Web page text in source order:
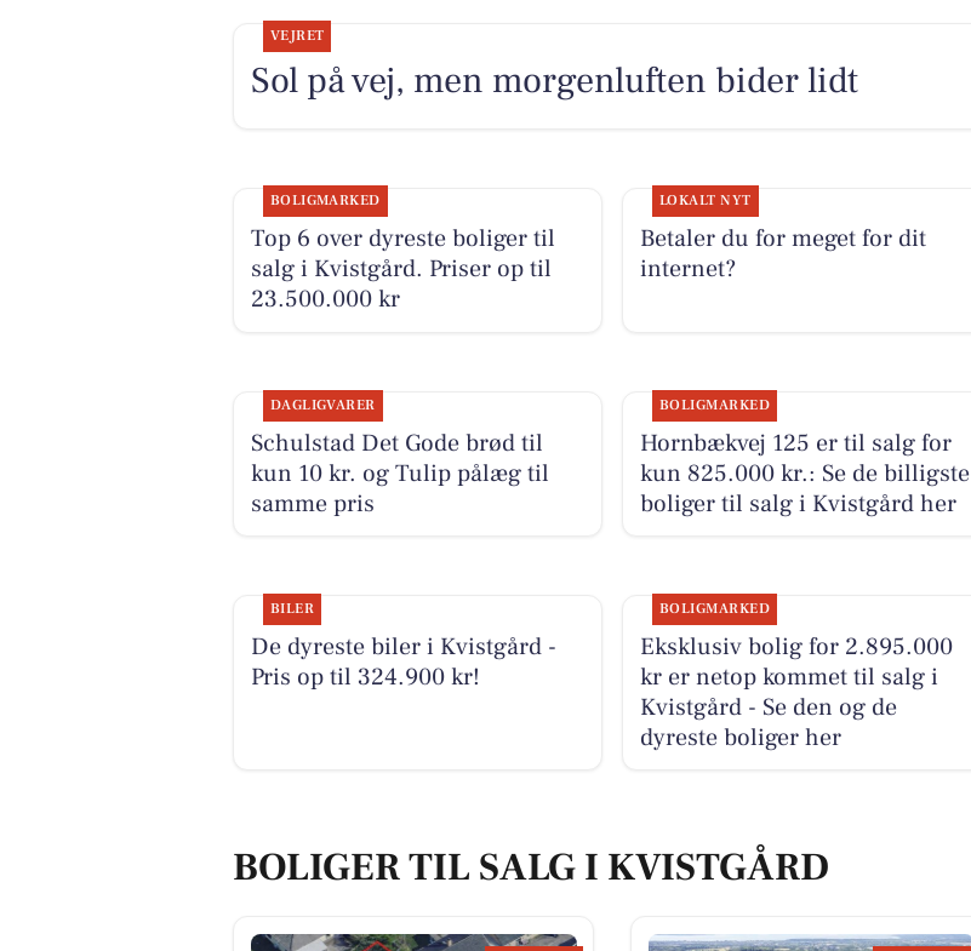
VEJRET
Sol på vej, men morgenluften bider lidt
BOLIGMARKED
Top 6 over dyreste boliger til
salg i Kvistgård. Priser op til
23.500.000 kr
LOKALT NYT
Betaler du for meget for dit
internet?
DAGLIGVARER
Schulstad Det Gode brød til
kun 10 kr. og Tulip pålæg til
samme pris
BOLIGMARKED
Hornbækvej 125 er til salg for
kun 825.000 kr.: Se de billigste
boliger til salg i Kvistgård her
BILER
De dyreste biler i Kvistgård -
Pris op til 324.900 kr!
BOLIGMARKED
Eksklusiv bolig for 2.895.000
kr er netop kommet til salg i
Kvistgård - Se den og de
dyreste boliger her
BOLIGER TIL SALG I KVISTGÅRD